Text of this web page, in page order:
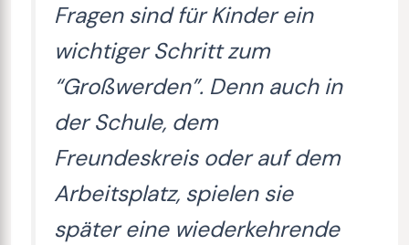
Fragen sind für Kinder ein
wichtiger Schritt zum
“Großwerden”. Denn auch in
der Schule, dem
Freundeskreis oder auf dem
Arbeitsplatz, spielen sie
später eine wiederkehrende